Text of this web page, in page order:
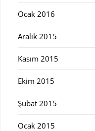
Ocak 2016
Aralık 2015
Kasım 2015
Ekim 2015
Şubat 2015
Ocak 2015